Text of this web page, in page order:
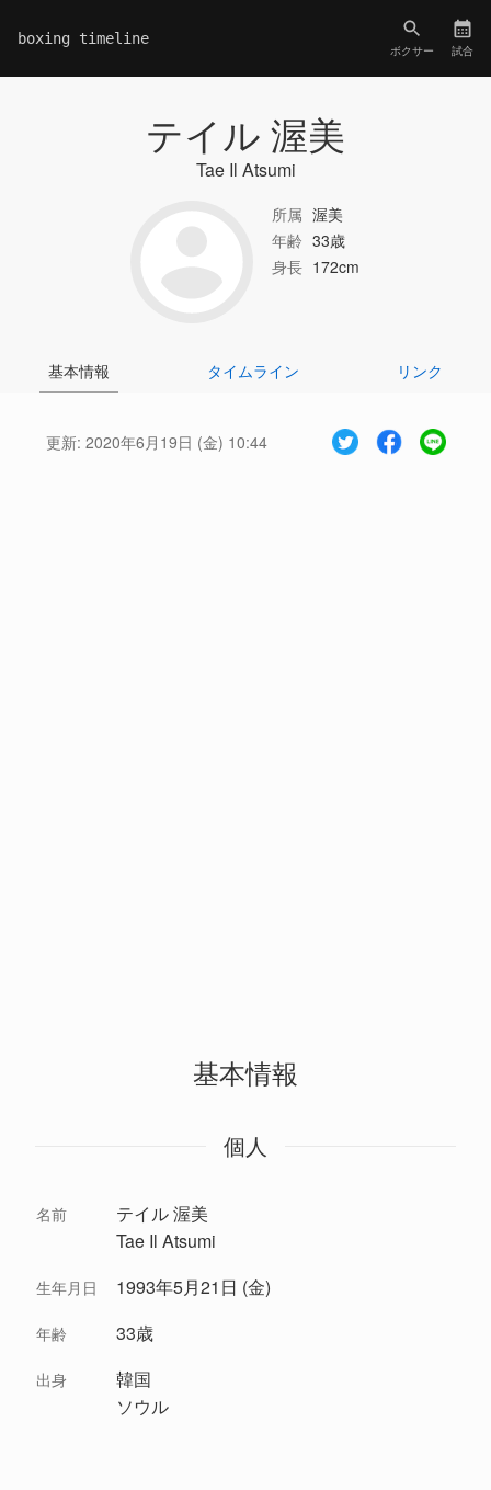
boxing timeline
ボクサー 試合
テイル 渥美
Tae Il Atsumi
所属 渥美
年齢 33歳
身長 172cm
基本情報 タイムライン リンク
更新: 2020年6月19日 (金) 10:44
基本情報
個人
名前
テイル 渥美
Tae Il Atsumi
生年月日 1993年5月21日 (金)
年齢 33歳
出身
韓国
ソウル